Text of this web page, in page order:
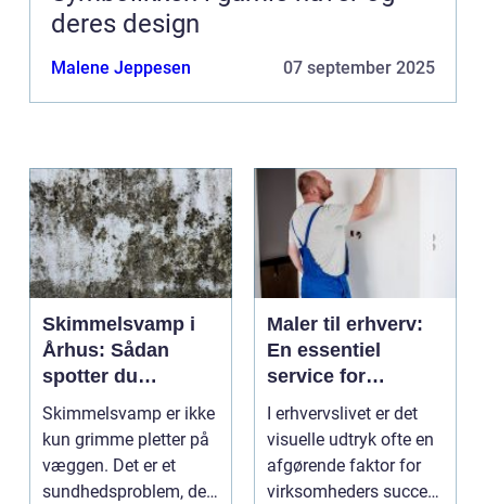
deres design
Malene Jeppesen 07 september 2025
Skimmelsvamp i
Århus: Sådan
spotter du
problemet
Skimmelsvamp er ikke
kun grimme pletter på
væggen. Det er et
sundhedsproblem, der
Maler til erhverv:
En essentiel
service for
virksomheder
I erhvervslivet er det
visuelle udtryk ofte en
afgørende faktor for
virksomheders succes.